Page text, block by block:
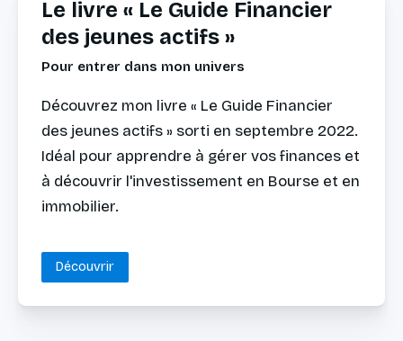
Le livre « Le Guide Financier
des jeunes actifs »
Pour entrer dans mon univers
Découvrez mon livre « Le Guide Financier
des jeunes actifs » sorti en septembre 2022.
Idéal pour apprendre à gérer vos finances et
à découvrir l'investissement en Bourse et en
immobilier.
Découvrir